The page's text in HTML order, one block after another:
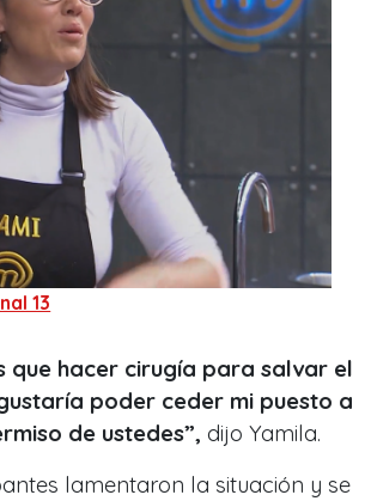
13
que hacer cirugía para salvar el
poder ceder mi puesto a
de ustedes”, dijo Yamila.
lamentaron la situación y se